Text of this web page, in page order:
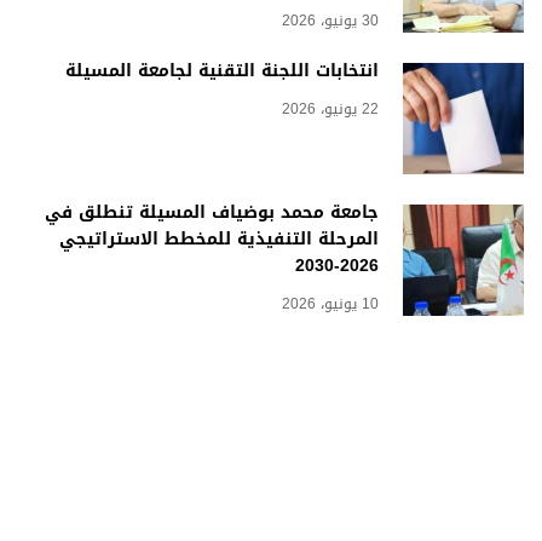
30 يونيو، 2026
انتخابات اللجنة التقنية لجامعة المسيلة
22 يونيو، 2026
جامعة محمد بوضياف المسيلة تنطلق في
المرحلة التنفيذية للمخطط الاستراتيجي
2026-2030
10 يونيو، 2026